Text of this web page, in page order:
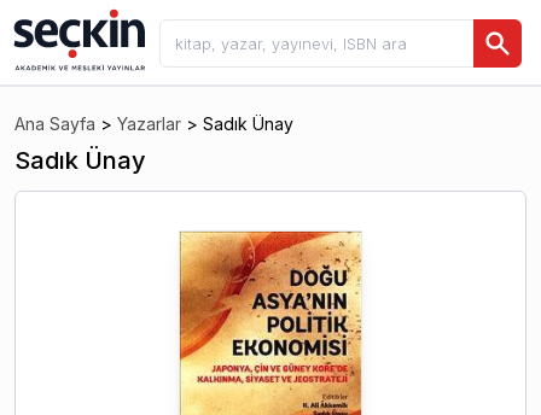
Ana Sayfa > Yazarlar > Sadık Ünay
Sadık Ünay